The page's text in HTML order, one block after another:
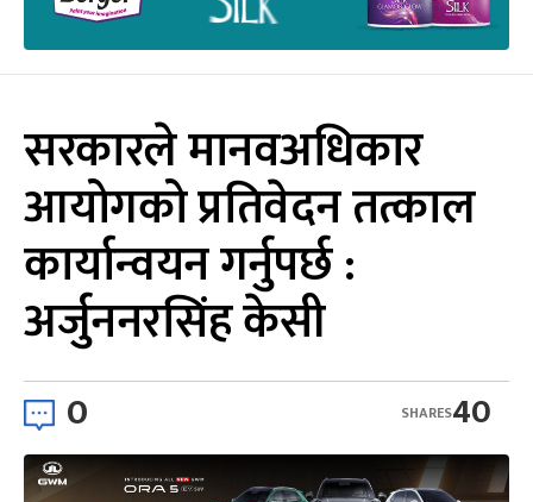
सरकारले मानवअधिकार
आयोगको प्रतिवेदन तत्काल
कार्यान्वयन गर्नुपर्छ :
अर्जुननरसिंह केसी
0 40
SHARES